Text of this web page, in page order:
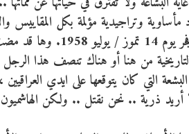
وتراجيدية مؤلمة بكل المقاييس
عندما سقطت الملكية في العراق
من هنا أو هناك تنصف هذا
التي كان يتوقعها على ايدي
ذرية .. نحن نقتل .. ولكن